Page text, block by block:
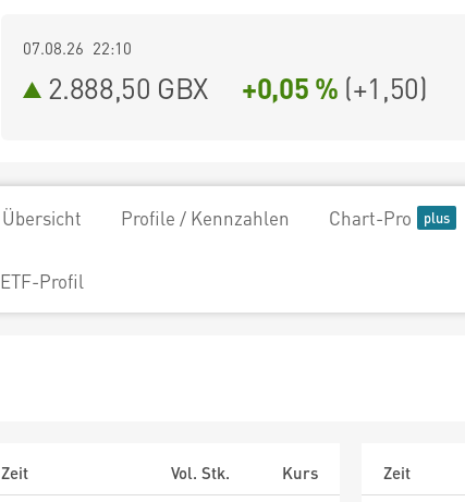
07.08.26 22:10
2.888,50 GBX +0,05 % (+1,50)
Übersicht Profile / Kennzahlen Chart-Pro
ETF-Profil
Zeit Vol. Stk.
Kurs
Zeit